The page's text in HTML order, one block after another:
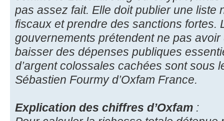
pas assez fait. Elle doit publier une liste
fiscaux et prendre des sanctions fortes.
gouvernements prétendent ne pas avoir
baisser des dépenses publiques
d’argent colossales cachées sont sous
Sébastien Fourmy d’Oxfam France.
Explication des chiffres d’Oxfam :